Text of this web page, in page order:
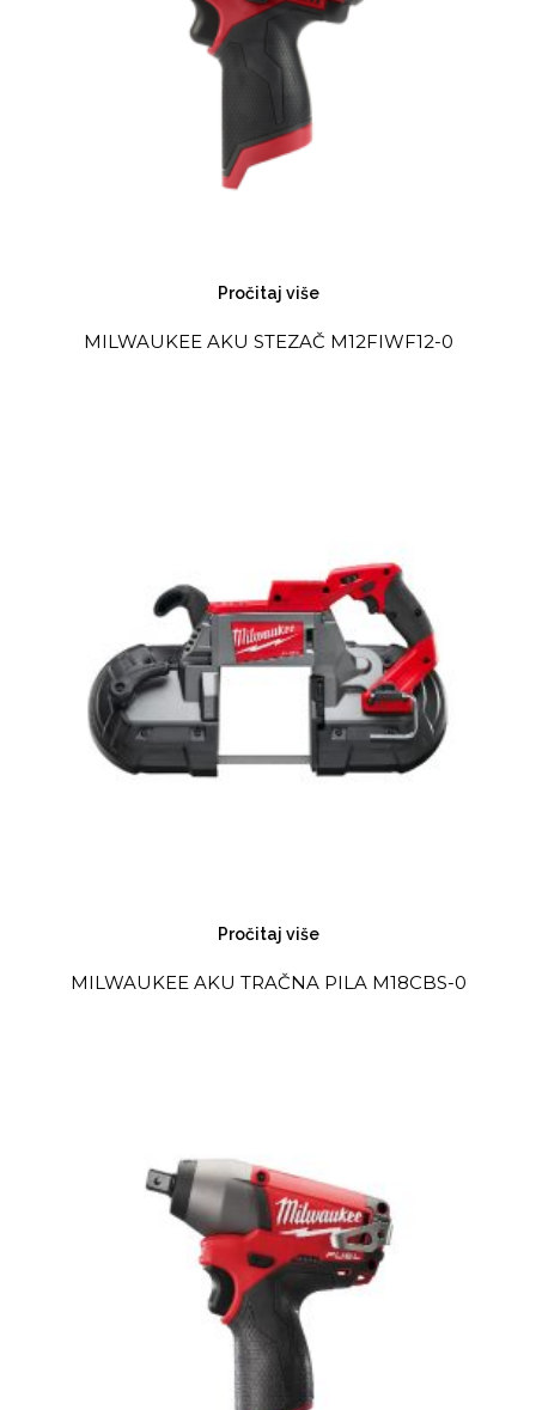
Pročitaj više
MILWAUKEE AKU STEZAČ M12FIWF12-0
Pročitaj više
MILWAUKEE AKU TRAČNA PILA M18CBS-0